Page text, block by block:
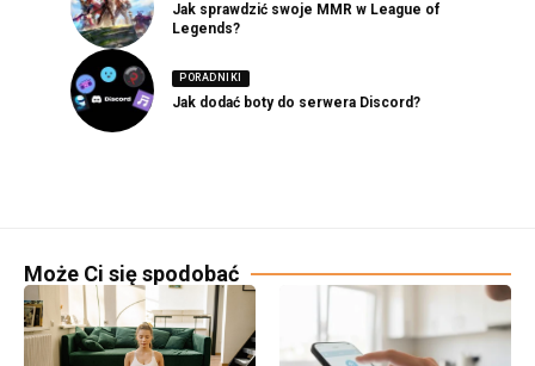
Jak sprawdzić swoje MMR w League of
Legends?
PORADNIKI
Jak dodać boty do serwera Discord?
Może Ci się spodobać